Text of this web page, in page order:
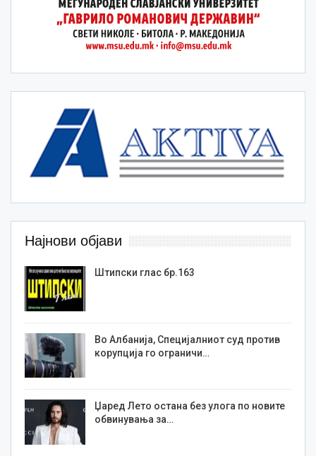
Најнови објави
Штипски глас бр.163
Во Албанија, Специјалниот суд против
корупција го ограничи…
Џаред Лето остана без улога по новите
обвинувања за…